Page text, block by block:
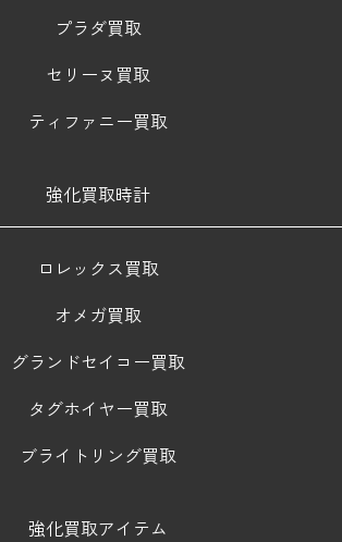
プラダ買取
セリーヌ買取
ティファニー買取
強化買取時計
ロレックス買取
オメガ買取
グランドセイコー買取
タグホイヤー買取
ブライトリング買取
強化買取アイテム